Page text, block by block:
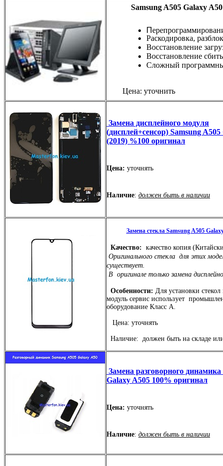
Samsung A505 Galaxy
П
Раскодировка,
Восстановление
Восстановление
Сложный
Цена: уточнить
Замена дисплейного модуля
(дисплей+сенсор) Samsung
(2019) %100 оригинал
Цена: уточнять
Наличие: должен быть в наличии
Замена стекла Samsung A505
Качество: качество копия
Оригинального стекла для этих
существует.
В оригинале только замена
Особенности: Для установки
модуль сервис использует
оборудование Класс А.
Цена: уточнять
Наличие: должен быть на складе
Замена разговорного динамика
Galaxy A505 100% оригинал
Цена: уточнять
Наличие: должен быть в наличии